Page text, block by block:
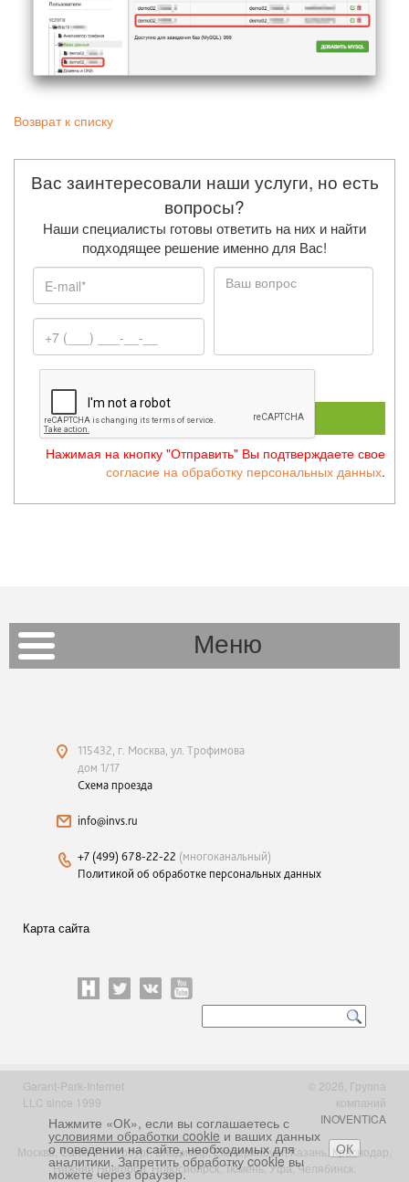
Возврат к списку
Вас заинтересовали наши услуги, но есть
вопросы?
Наши специалисты готовы ответить на них и найти
подходящее решение именно для Вас!
ОТПРАВИТЬ
Нажимая на кнопку "Отправить" Вы подтверждаете свое
согласие на обработку персональных данных.
Меню
115432, г. Москва, ул. Трофимова
дом 1/17
Схема проезда
info@invs.ru
+7 (499) 678-22-22 (многоканальный)
Политикой об обработке персональных данных
Карта сайта
Garant-Park-Internet
LLC since 1999
© 2026, Группа
компаний
INOVENTICA
Москва, Санкт-Петербург, Владимир, Екатеринбург, Казань, Краснодар,
Нижний Новгород, Новосибирск, Тюмень, Уфа, Челябинск.
Нажмите «ОК», если вы соглашаетесь с
условиями обработки cookie и ваших данных
о поведении на сайте, необходимых для
аналитики. Запретить обработку cookie вы
можете через браузер.
ОК